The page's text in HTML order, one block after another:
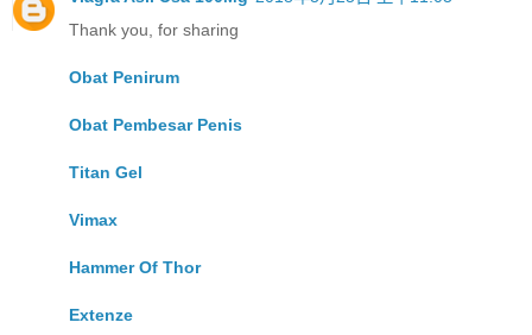
Thank you, for sharing
Obat Penirum
Obat Pembesar Penis
Titan Gel
Vimax
Hammer Of Thor
Extenze